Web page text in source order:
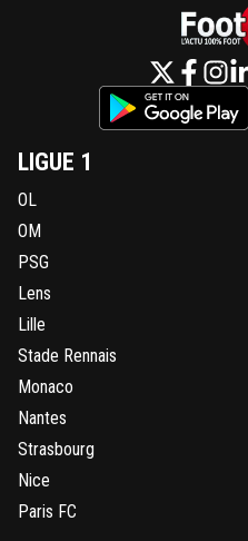
LIGUE 1
OL
OM
PSG
Lens
Lille
Stade Rennais
Monaco
Nantes
Strasbourg
Nice
Paris FC